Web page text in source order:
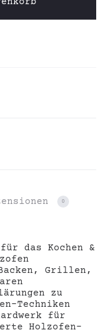
0
das Kochen &
Grillen,
zu
Techniken
für
Holzofen-